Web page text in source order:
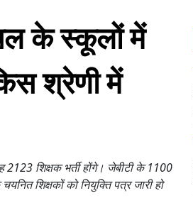
के स्कूलों में
श्रेणी में
2123 शिक्षक भर्ती होंगे। जेबीटी के 1100
शिक्षकों को नियुक्ति पत्र जारी हो